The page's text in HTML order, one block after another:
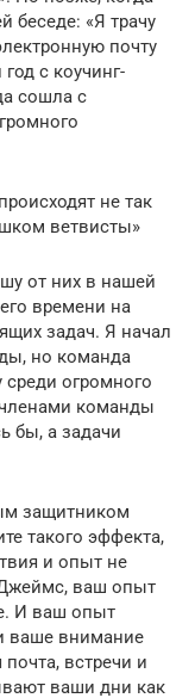
беседе: «Я трачу
почту
с коучинг-
сошла с
не так
ветвисты»
от них в нашей
времени на
задач. Я начал
но команда
огромного
команды
бы, а задачи
защитником
такого эффекта,
и опыт не
ваш опыт
И ваш опыт
ваше внимание
встречи и
ваши дни как